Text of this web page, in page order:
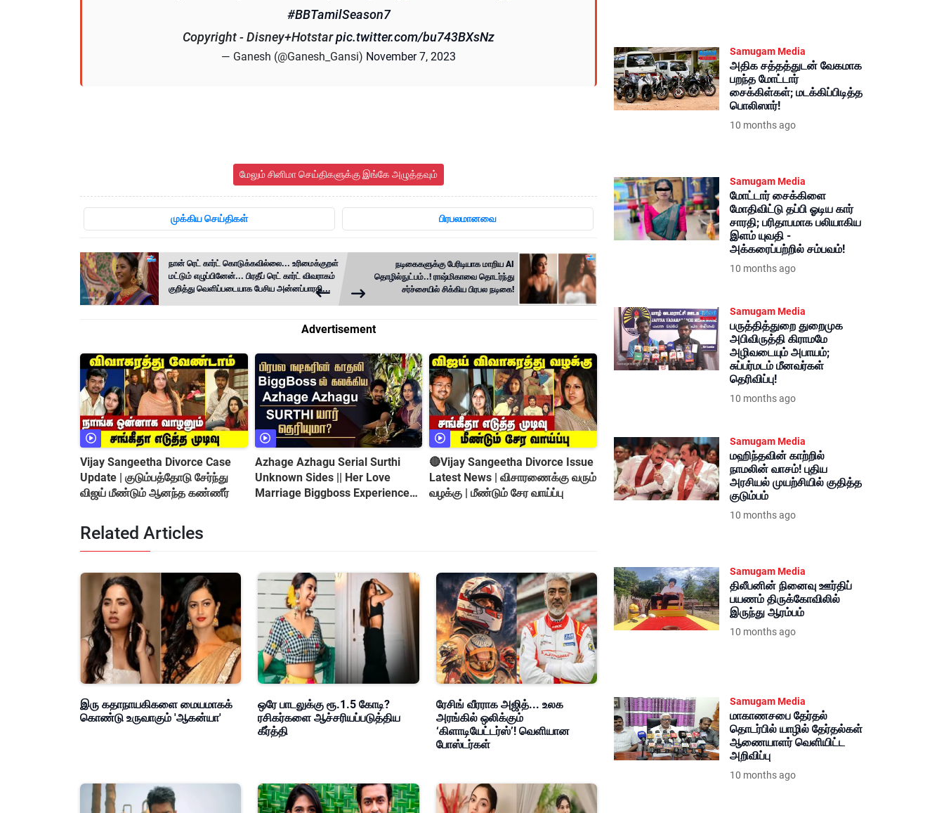
#BBTamilSeason7
Copyright - Disney+Hotstarpic.twitter.com/bu743BXsNz
— Ganesh (@Ganesh_Gansi) November 7, 2023
மேலும் சினிமா செய்திகளுக்கு இங்கே அழுத்தவும்
முக்கிய செய்திகள் பிரபலமானவை
நான் ரெட் கார்ட் கொடுக்கவில்லை... உரிமைக்குறள்
மட்டும் எழுப்பினேன்... பிரதீப் ரெட் கார்ட் விவராகம்
குறித்து வெளிப்படையாக பேசிய அன்னப்பாரதி...
நடிகைகளுக்கு பேரிடியாக மாறிய AI
தொழில்நுட்பம்..! ராஷ்மிகாவை தொடர்ந்து
சர்ச்சையில் சிக்கிய பிரபல நடிகை!
Advertisement
Vijay Sangeetha Divorce Case
Update | குடும்பத்தோடு சேர்ந்து
விஜய் மீண்டும் ஆனந்த கண்ணீர்
Azhage Azhagu Serial Surthi
Unknown Sides || Her Love
Marriage Biggboss Experience
🔴Vijay Sangeetha Divorce Issue
Latest News | விசாரணைக்கு வரும்
வழக்கு | மீண்டும் சேர வாய்ப்பு
Related Articles
இரு கதாநாயகிகளை மையமாகக்
கொண்டு உருவாகும் 'ஆகன்யா'
ஒரே பாடலுக்கு ரூ.1.5 கோடி?
ரசிகர்களை ஆச்சரியப்படுத்திய
கீர்த்தி
ரேசிங் வீரராக அஜித்... உலக
அரங்கில் ஒலிக்கும்
‘கிளாடியேட்டர்ஸ்’! வெளியான
போஸ்டர்கள்
Samugam Media
அதிக சத்தத்துடன் வேகமாக
பறந்த மோட்டார்
சைக்கிள்கள்; மடக்கிப்பிடித்த
பொலிஸார்!
10 months ago
Samugam Media
மோட்டார் சைக்கிளை
மோதிவிட்டு தப்பி ஓடிய கார்
சாரதி; பரிதாபமாக பலியாகிய
இளம் யுவதி -
அக்கரைப்பற்றில் சம்பவம்!
10 months ago
Samugam Media
பருத்தித்துறை துறைமுக
அபிவிருத்தி கிராமமே
அழிவடையும் அபாயம்;
சுப்பர்மடம் மீனவர்கள்
தெரிவிப்பு!
10 months ago
Samugam Media
மஹிந்தவின் காற்றில்
நாமலின் வாசம்! புதிய
அரசியல் முயற்சியில் குதித்த
குடும்பம்
10 months ago
Samugam Media
திலீபனின் நினைவு ஊர்திப்
பயணம் திருக்கோவிலில்
இருந்து ஆரம்பம்
10 months ago
Samugam Media
மாகாணசபை தேர்தல்
தொடர்பில் யாழில் தேர்தல்கள்
ஆணையாளர் வெளியிட்ட
அறிவிப்பு
10 months ago